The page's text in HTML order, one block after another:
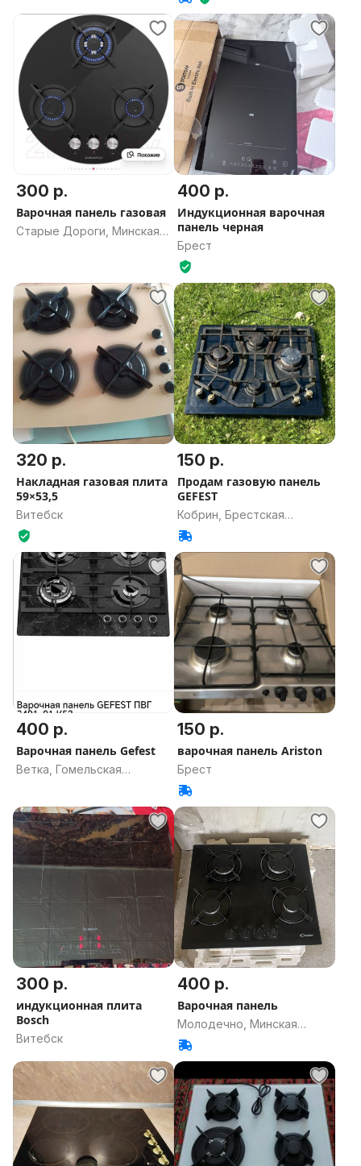
300 р.
Варочная панель газовая
Старые Дороги, Минская
400 р.
Индукционная варочная
панель черная
Брест
320 р.
Накладная газовая плита
59×53,5
Витебск
150 р.
Продам газовую панель
GEFEST
Кобрин, Брестская
область
400 р.
Варочная панель Gefest
Ветка, Гомельская
150 р.
варочная панель Ariston
Брест
300 р.
индукционная плита
Bosch
Витебск
400 р.
Варочная панель
Молодечно, Минская
область